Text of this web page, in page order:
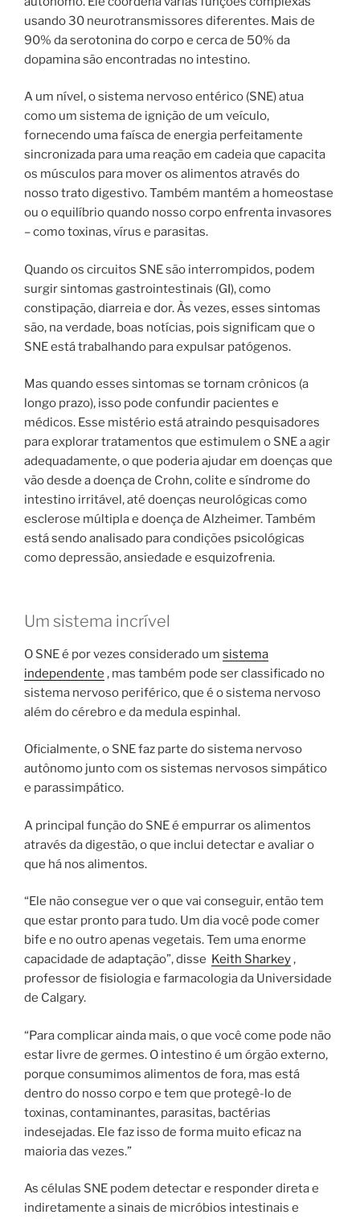
usando 30 neurotransmissores diferentes. Mais de
90% da serotonina do corpo e cerca de 50% da
dopamina são encontradas no intestino.
A um nível, o sistema nervoso entérico (SNE) atua
como um sistema de ignição de um veículo,
fornecendo uma faísca de energia perfeitamente
sincronizada para uma reação em cadeia que capacita
os músculos para mover os alimentos através do
nosso trato digestivo. Também mantém a homeostase
ou o equilíbrio quando nosso corpo enfrenta invasores
– como toxinas, vírus e parasitas.
Quando os circuitos SNE são interrompidos, podem
surgir sintomas gastrointestinais (GI), como
constipação, diarreia e dor. Às vezes, esses sintomas
são, na verdade, boas notícias, pois significam que o
SNE está trabalhando para expulsar patógenos.
Mas quando esses sintomas se tornam crônicos (a
longo prazo), isso pode confundir pacientes e
médicos. Esse mistério está atraindo pesquisadores
para explorar tratamentos que estimulem o SNE a agir
adequadamente, o que poderia ajudar em doenças que
vão desde a doença de Crohn, colite e síndrome do
intestino irritável, até doenças neurológicas como
esclerose múltipla e doença de Alzheimer. Também
está sendo analisado para condições psicológicas
como depressão, ansiedade e esquizofrenia.
Um sistema incrível
O SNE é por vezes considerado um sistema
independente , mas também pode ser classificado no
sistema nervoso periférico, que é o sistema nervoso
além do cérebro e da medula espinhal.
Oficialmente, o SNE faz parte do sistema nervoso
autônomo junto com os sistemas nervosos simpático
e parassimpático.
A principal função do SNE é empurrar os alimentos
através da digestão, o que inclui detectar e avaliar o
que há nos alimentos.
“Ele não consegue ver o que vai conseguir, então tem
que estar pronto para tudo. Um dia você pode comer
bife e no outro apenas vegetais. Tem uma enorme
capacidade de adaptação”, disse Keith Sharkey,
professor de fisiologia e farmacologia da Universidade
de Calgary.
“Para complicar ainda mais, o que você come pode não
estar livre de germes. O intestino é um órgão externo,
porque consumimos alimentos de fora, mas está
dentro do nosso corpo e tem que protegê-lo de
toxinas, contaminantes, parasitas, bactérias
indesejadas. Ele faz isso de forma muito eficaz na
maioria das vezes.”
As células SNE podem detectar e responder direta e
indiretamente a sinais de micróbios intestinais e